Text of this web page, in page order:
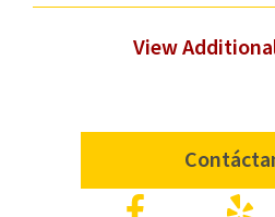
View
Facebook